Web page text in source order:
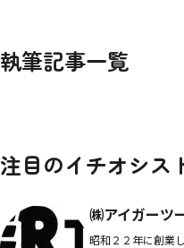
執筆記事一覧
注目のイチオシス
㈱アイガーツ
昭和２２年に創業